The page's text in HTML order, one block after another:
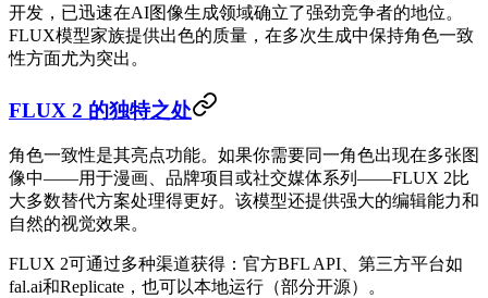
开发，已迅速在AI图像生成领域确立了强劲竞争者的地位。
FLUX模型家族提供出色的质量，在多次生成中保持角色一致
性方面尤为突出。
FLUX 2 的独特之处
角色一致性是其亮点功能。如果你需要同一角色出现在多张图
像中——用于漫画、品牌项目或社交媒体系列——FLUX 2比
大多数替代方案处理得更好。该模型还提供强大的编辑能力和
自然的视觉效果。
FLUX 2可通过多种渠道获得：官方BFL API、第三方平台如
fal.ai和Replicate，也可以本地运行（部分开源）。